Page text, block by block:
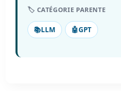
🏷️ CATÉGORIE PARENTE
📚LLM 🤖GPT